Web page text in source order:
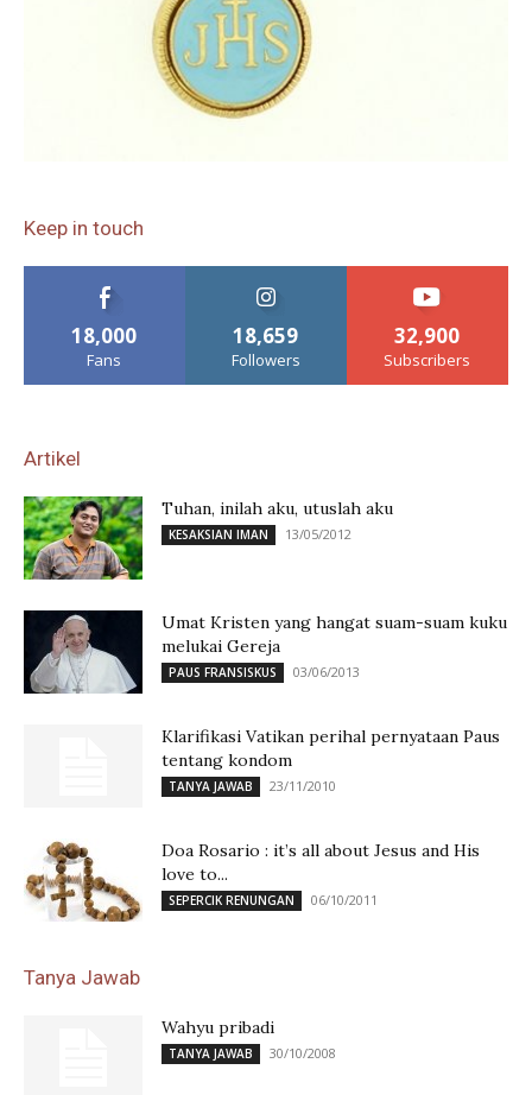
Keep in touch
18,000
Fans
18,659
Followers
32,900
Subscribers
Artikel
Tuhan, inilah aku, utuslah aku
KESAKSIAN IMAN 13/05/2012
Umat Kristen yang hangat suam-suam kuku
melukai Gereja
PAUS FRANSISKUS 03/06/2013
Klarifikasi Vatikan perihal pernyataan Paus
tentang kondom
TANYA JAWAB 23/11/2010
Doa Rosario : it’s all about Jesus and His
love to...
SEPERCIK RENUNGAN 06/10/2011
Tanya Jawab
Wahyu pribadi
TANYA JAWAB 30/10/2008